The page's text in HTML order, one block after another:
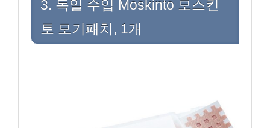
3. 독일 수입 Moskinto 모스킨
토 모기패치, 1개